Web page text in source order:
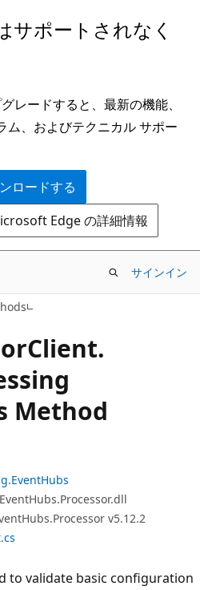
サポートされなく
レードすると、最新の機能、
ム、およびテクニカル サポー
ロードする
Edge の詳細情報
サインイン
Client.
Method
v5.12.2
to validate basic configuration